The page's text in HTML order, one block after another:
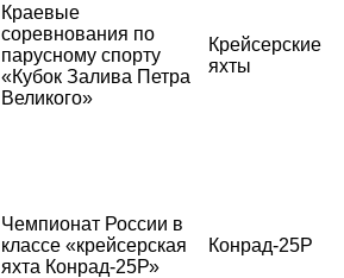
Краевые
соревнования по
парусному спорту
«Кубок Залива Петра
Великого»
Крейсерские
яхты
Чемпионат России в
классе «крейсерская
яхта Конрад-25Р»
Конрад-25Р